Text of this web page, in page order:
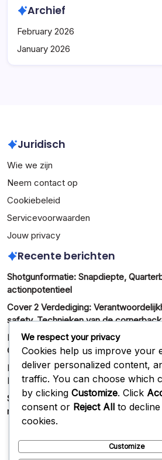
Archief
February 2026
January 2026
Juridisch
Wie we zijn
Neem contact op
Cookiebeleid
Servicevoorwaarden
Jouw privacy
Recente berichten
Shotgunformatie: Snapdiepte,
actionpotentieel
Cover 2 Verdediging:
safety, Technieken van de
Formatie-aanpassingen: Wijzigingen
Communicatie tussen spelers,
Flexbone Formatie: Drievoudige
Backfielddynamiek, Defensieve reads
Situational Formaties: Korte afstand,
minuten drills
We respect your privacy
Cookies help us improve your
deliver personalized content,
traffic. You can choose which
by clicking Customize. Click
consent or Reject All to
cookies.
Customize